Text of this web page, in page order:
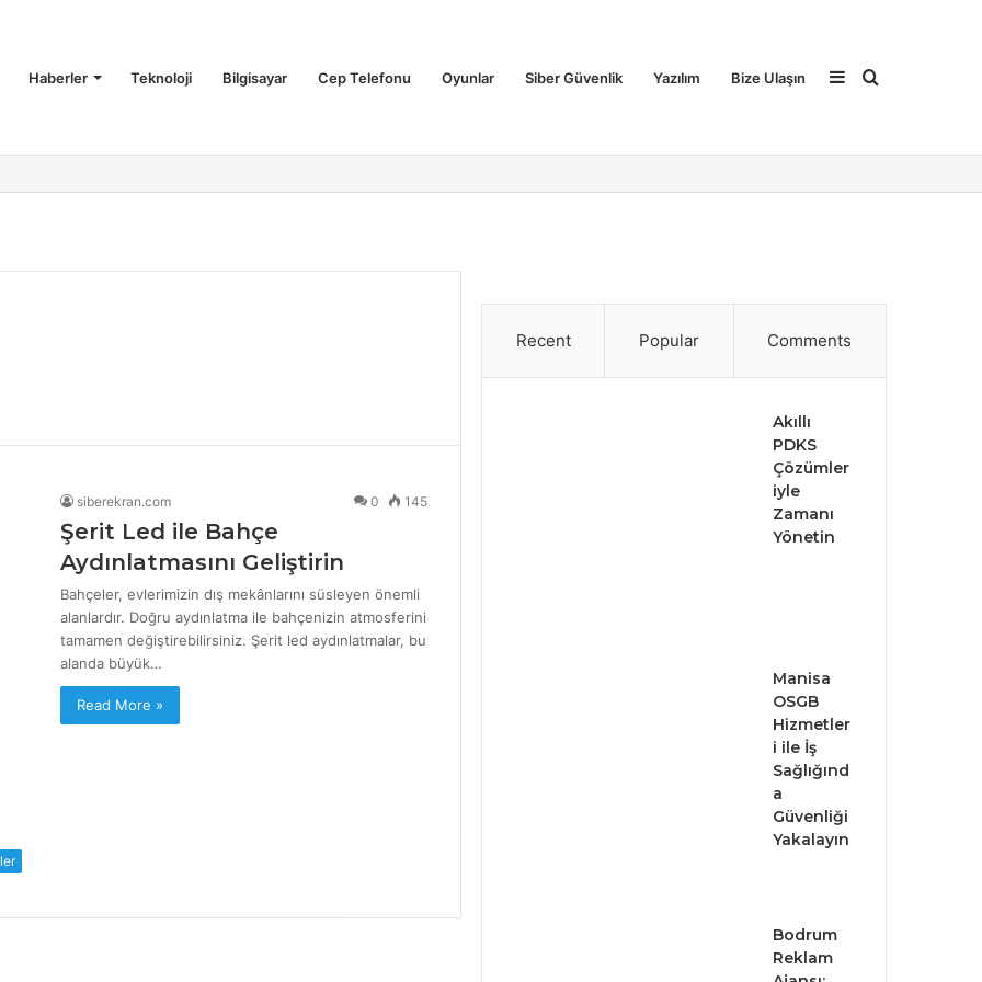
Haberler Teknoloji Bilgisayar Cep Telefonu Oyunlar Siber Güvenlik Yazılım Bize Ulaşın Search
Sidebar
siberekran.com 0 145
Şerit Led ile Bahçe
Aydınlatmasını Geliştirin
Bahçeler, evlerimizin dış mekânlarını süsleyen önemli
alanlardır. Doğru aydınlatma ile bahçenizin atmosferini
tamamen değiştirebilirsiniz. Şerit led aydınlatmalar, bu
alanda büyük…
Read More »
Recent Popular Comments
Akıllı
PDKS
Çözümler
iyle
Zamanı
Yönetin
Manisa
OSGB
Hizmetler
i ile İş
Sağlığınd
a
Güvenliği
Yakalayın
Bodrum
Reklam